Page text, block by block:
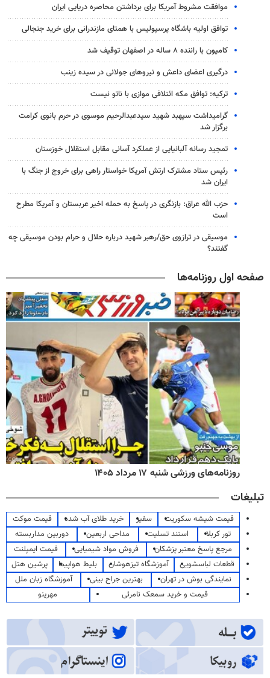
موافقت مشروط آمریکا برای برداشتن محاصره دریایی ایران
توافق اولیه باشگاه پرسپولیس با همتای مازندرانی برای خرید جنجالی
کامیون با راننده ۸ ساله در اصفهان توقیف شد
درگیری اعضای داعش و نیروهای جولانی در سیده زینب
ترکیه: توافق مکه ائتلافی موازی با ناتو نیست
گرامیداشت سپهبد شهید سیدعبدالرحیم موسوی در حرم بانوی کرامت
برگزار شد
تمجید رسانه آلبانیایی از عملکرد آسانی مقابل استقلال خوزستان
رئیس ستاد مشترک ارتش آمریکا خواستار راهی برای خروج از جنگ با
ایران شد
حزب الله عراق: بازنگری در پاسخ به حمله اخیر عربستان و آمریکا مطرح
است
موسیقی در ترازوی حق/رهبر شهید درباره حلال و حرام بودن موسیقی چه
گفتند؟
صفحه اول روزنامه‌ها
روزنامه‌های ورزشی شنبه ۱۷ مرداد ۱۴۰۵
تبلیغات
قیمت شیشه سکوریت سفیر خرید طلای آب شده
قیمت موکت
تور کربلا
استند تسلیت مداحی اربعین
دوربین مداربسته
مرجع پاسخ معتبر پزشکان
فروش مواد شیمیایی
قیمت ایمپلنت
قطعات لباسشویی
آموزشگاه تیزهوشان بلیط هواپیما
پرشین هتل
نمایندگی بوش در تهران
بهترین جراح بینی
آموزشگاه زبان ملل
قیمت و خرید سمعک نامرئی
مهرینو